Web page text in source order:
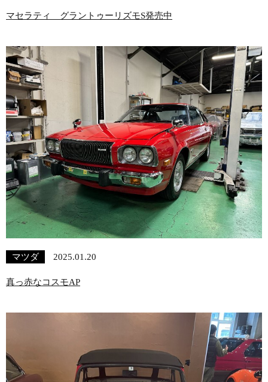
マセラティ グラントゥーリズモS発売中
マツダ 2025.01.20
真っ赤なコスモAP